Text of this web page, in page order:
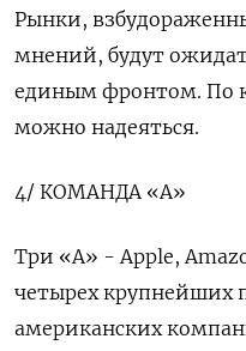
Рынки,
мнений, будут
единым фронтом. По
можно надеяться.
4/ КОМАНДА «А»
Три «А» - Apple,
четырех крупнейших
американских